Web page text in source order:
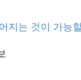
지는 것이 가능